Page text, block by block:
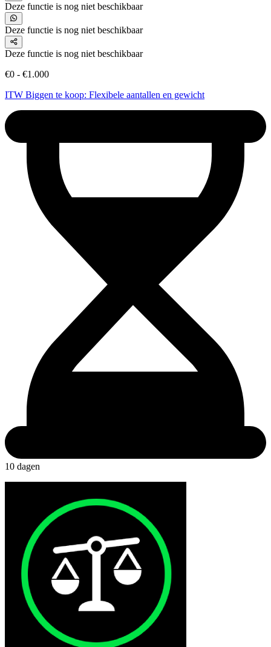
Deze functie is nog niet beschikbaar
Deze functie is nog niet beschikbaar
Deze functie is nog niet beschikbaar
€0 - €1.000
ITW Biggen te koop: Flexibele aantallen en gewicht
10 dagen